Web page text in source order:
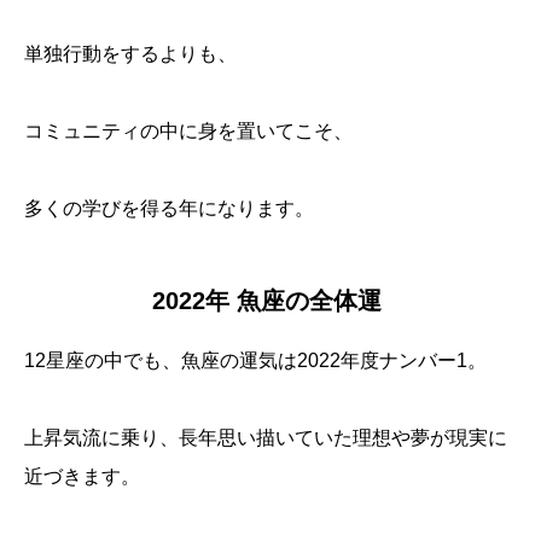
単独行動をするよりも、
コミュニティの中に身を置いてこそ、
多くの学びを得る年になります。
2022年 魚座の全体運
12星座の中でも、魚座の運気は2022年度ナンバー1。
上昇気流に乗り、長年思い描いていた理想や夢が現実に
近づきます。